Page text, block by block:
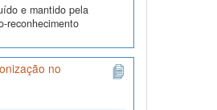
e mantido pela
reconhecimento
no